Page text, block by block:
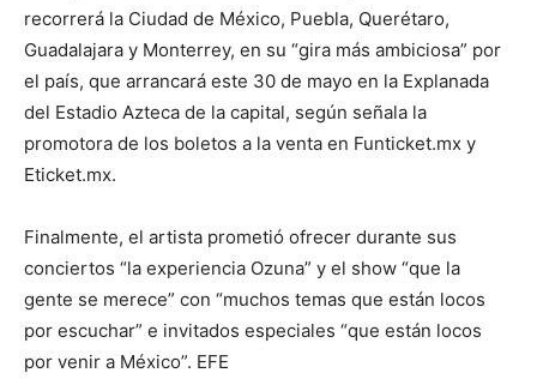
recorrerá la Ciudad de México, Puebla, Querétaro,
Guadalajara y Monterrey, en su “gira más ambiciosa” por
el país, que arrancará este 30 de mayo en la Explanada
del Estadio Azteca de la capital, según señala la
promotora de los boletos a la venta en Funticket.mx y
Eticket.mx.
Finalmente, el artista prometió ofrecer durante sus
conciertos “la experiencia Ozuna” y el show “que la
gente se merece” con “muchos temas que están locos
por escuchar” e invitados especiales “que están locos
por venir a México”. EFE